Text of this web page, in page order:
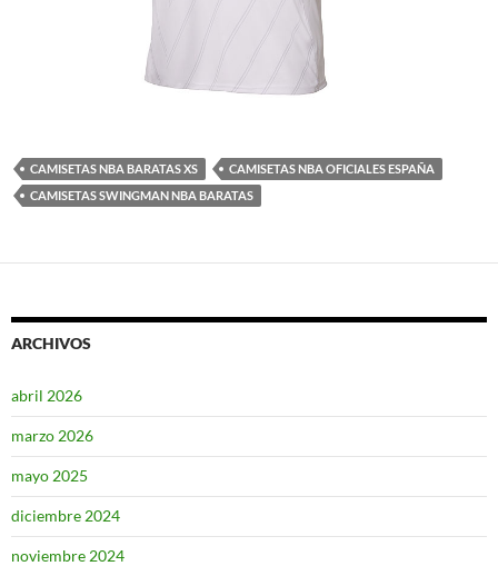
CAMISETAS NBA BARATAS XS
CAMISETAS NBA OFICIALES ESPAÑA
CAMISETAS SWINGMAN NBA BARATAS
ARCHIVOS
abril 2026
marzo 2026
mayo 2025
diciembre 2024
noviembre 2024